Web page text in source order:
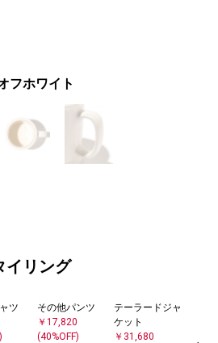
フホワイト
イリング
ツ
その他パンツ
￥17,820
(40%OFF)
テーラードジャ
ケット
￥31,680